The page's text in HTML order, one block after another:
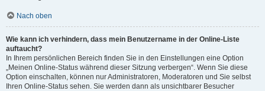
Nach oben
Wie kann ich verhindern, dass mein Benutzername in der Online-Liste
auftaucht?
In Ihrem persönlichen Bereich finden Sie in den Einstellungen eine Option
„Meinen Online-Status während dieser Sitzung verbergen“. Wenn Sie diese
Option einschalten, können nur Administratoren, Moderatoren und Sie selbst
Ihren Online-Status sehen. Sie werden dann als unsichtbarer Besucher